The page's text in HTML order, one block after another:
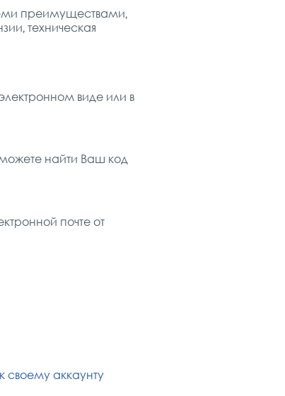
преимуществами,
техническая
виде или в
найти Ваш код
почте от
своему аккаунту